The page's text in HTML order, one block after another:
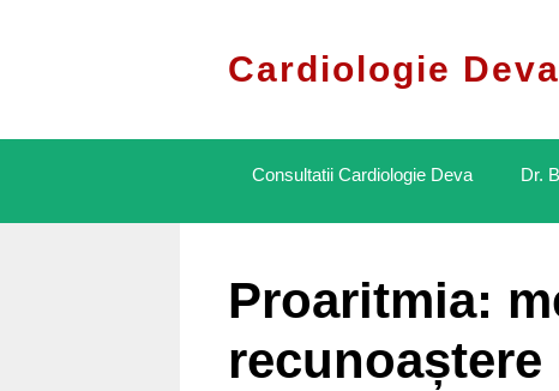
Cardiologie
Consultatii Cardiologie Deva Dr.
Proaritmia:
recunoaștere